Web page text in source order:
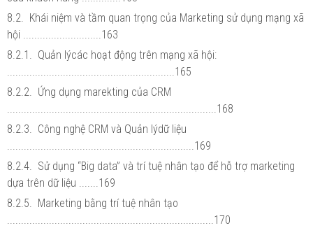
8.2. Khái niệm và tầm quan trọng của Marketing sử dụng mạng xã
hội ............................163
8.2.1. Quản lýcác hoạt động trên mạng xã hội:
............................................................165
8.2.2. Ứng dụng marekting của CRM
...........................................................................168
8.2.3. Công nghệ CRM và Quản lýdữ liệu
...................................................................169
8.2.4. Sử dụng “Big data” và trí tuệ nhân tạo để hỗ trợ marketing
dựa trên dữ liệu .......169
8.2.5. Marketing bằng trí tuệ nhân tạo
..........................................................................170